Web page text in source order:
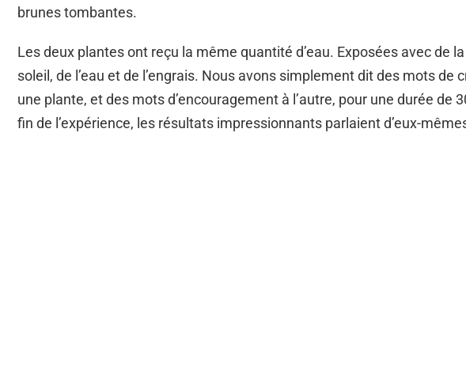
brunes tombantes.
Les deux plantes ont reçu la même quantité d’eau. Exposées avec de
soleil, de l’eau et de l’engrais. Nous avons simplement dit des mots de
une plante, et des mots d’encouragement à l’autre, pour une durée de
fin de l’expérience, les résultats impressionnants parlaient d’eux-